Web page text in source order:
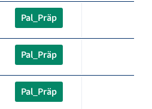
Pal_Präp
Pal_Präp
Pal_Präp